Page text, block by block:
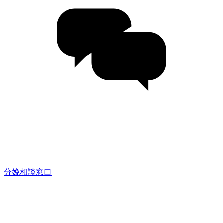
分娩相談窓口